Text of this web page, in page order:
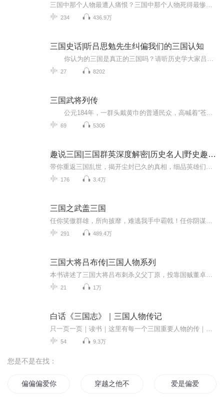
234 436.9万
三国史话|听吕思勉先生纠偏我们的三国认知
27 8202
三国武将列传
69 5306
趣说三国|三国群英深度解密|历史名人|野史趣传|精品三国|细说三国|三国演义
176 3.4万
三国之武盖三国
291 489.4万
三国大将吕布传|三国人物系列
21 1万
白话《三国志》｜三国人物传记
54 9.3万
您是不是在找：
偏偏偏爱你 穿越之他不是吴尊 爱是偏爱